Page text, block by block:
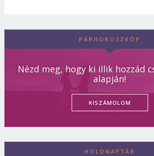
PÁRHOROSZKÓP
Nézd meg, hogy ki illik hozzád
alapján!
KISZÁMOLOM
HOLDNAPTÁR